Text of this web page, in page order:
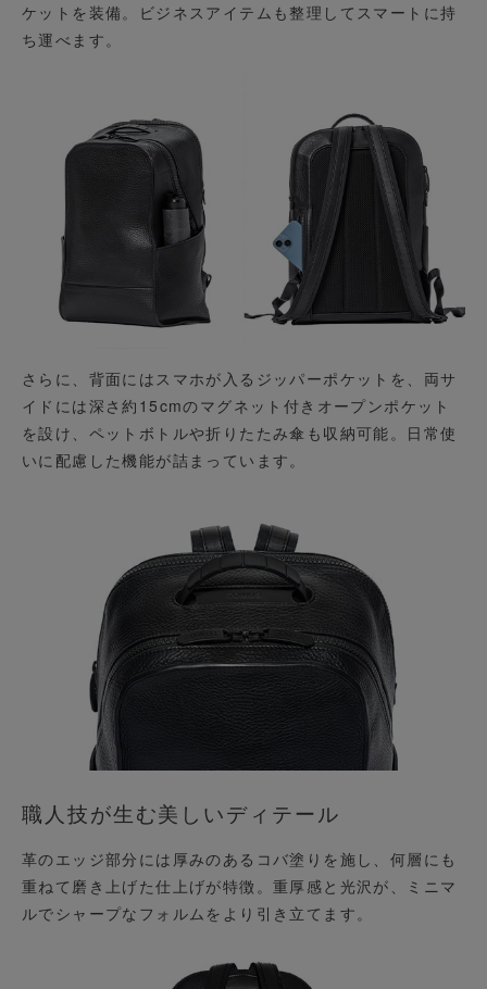
ケットを装備。ビジネスアイテムも整理してスマートに持
ち運べます。
さらに、背面にはスマホが入るジッパーポケットを、両サ
イドには深さ約15cmのマグネット付きオープンポケット
を設け、ペットボトルや折りたたみ傘も収納可能。日常使
いに配慮した機能が詰まっています。
職人技が生む美しいディテール
革のエッジ部分には厚みのあるコバ塗りを施し、何層にも
重ねて磨き上げた仕上げが特徴。重厚感と光沢が、ミニマ
ルでシャープなフォルムをより引き立てます。